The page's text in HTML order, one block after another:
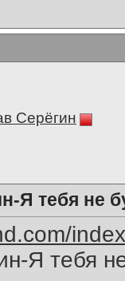
Серёгин
Я тебя не
Я тебя